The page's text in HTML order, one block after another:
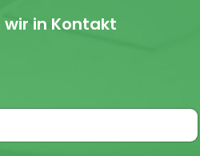
in Kontakt